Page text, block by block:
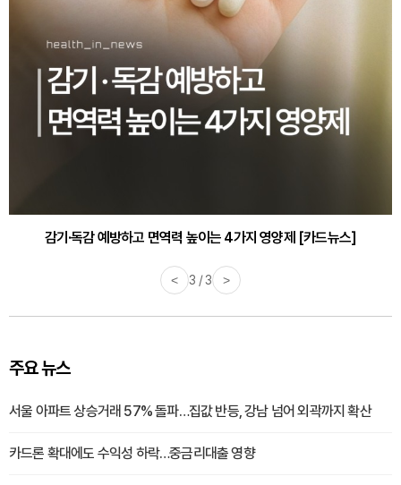
감기·독감 예방하고 면역력 높이는 4가지 영양제 [카드뉴스]
< 3 / 3 >
주요 뉴스
서울 아파트 상승거래 57% 돌파…집값 반등, 강남 넘어 외곽까지 확산
카드론 확대에도 수익성 하락…중금리대출 영향